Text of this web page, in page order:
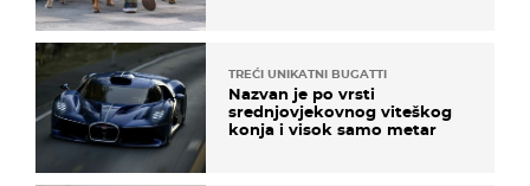
TREĆI UNIKATNI BUGATTI
Nazvan je po vrsti
srednjovjekovnog viteškog
konja i visok samo metar